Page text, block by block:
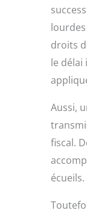
droits
le délai
Aussi,
fiscal.
écueils.